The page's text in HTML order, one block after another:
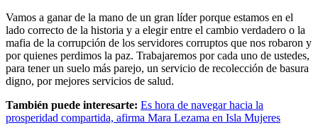
Vamos a ganar de la mano de un gran líder porque estamos en el
lado correcto de la historia y a elegir entre el cambio verdadero o la
mafia de la corrupción de los servidores corruptos que nos robaron y
por quienes perdimos la paz. Trabajaremos por cada uno de ustedes,
para tener un suelo más parejo, un servicio de recolección de basura
digno, por mejores servicios de salud.
También puede interesarte: Es hora de navegar hacia la
prosperidad compartida, afirma Mara Lezama en Isla Mujeres